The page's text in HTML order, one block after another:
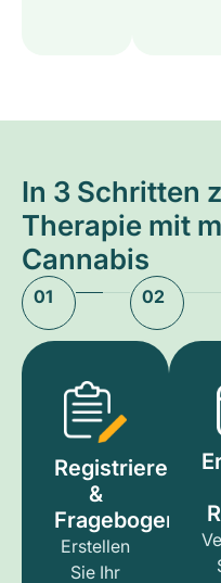
In 3 Schritten
Therapie mit
Cannabis
01 02
Registrieren
&
Fragebogen
Erstellen
Sie Ihr